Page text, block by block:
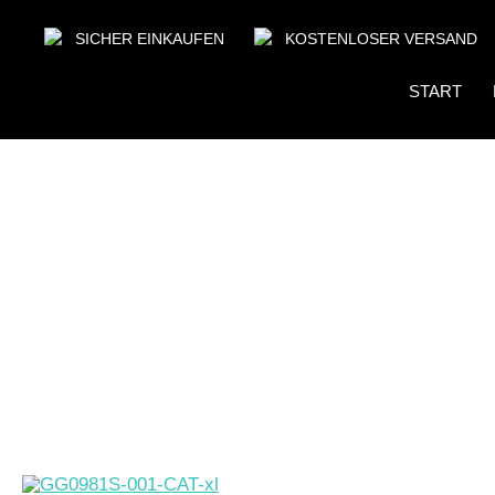
SICHER EINKAUFEN KOSTENLOSER VERSAND
START